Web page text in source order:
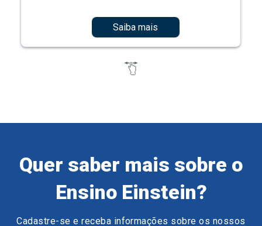
Saiba mais
Quer saber mais sobre o
Ensino Einstein?
Cadastre-se e receba informações sobre os nossos